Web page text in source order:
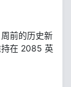
前的历史新
持在 2085 英